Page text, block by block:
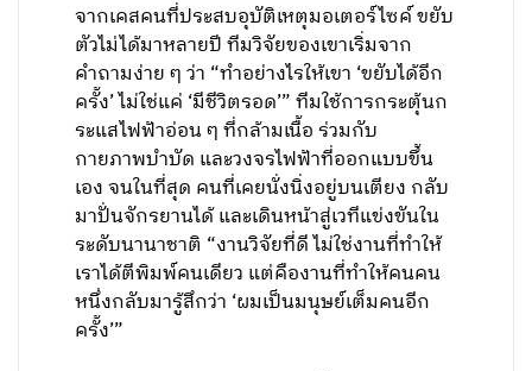
จากเคสคนที่ประสบอุบัติเหตุมอเตอร์ไซค์ ขยับ
ตัวไม่ได้มาหลายปี ทีมวิจัยของเขาเริ่มจาก
คำถามง่าย ๆ ว่า “ทำอย่างไรให้เขา ‘ขยับได้อีก
ครั้ง’ ไม่ใช่แค่ ‘มีชีวิตรอด’” ทีมใช้การกระตุ้นก
ระแสไฟฟ้าอ่อน ๆ ที่กล้ามเนื้อ ร่วมกับ
กายภาพบำบัด และวงจรไฟฟ้าที่ออกแบบขึ้น
เอง จนในที่สุด คนที่เคยนั่งนิ่งอยู่บนเตียง กลับ
มาปั่นจักรยานได้ และเดินหน้าสู่เวทีแข่งขันใน
ระดับนานาชาติ “งานวิจัยที่ดี ไม่ใช่งานที่ทำให้
เราได้ตีพิมพ์คนเดียว แต่คืองานที่ทำให้คนคน
หนึ่งกลับมารู้สึกว่า ‘ผมเป็นมนุษย์เต็มคนอีก
ครั้ง’”